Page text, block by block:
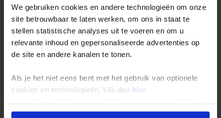
We gebruiken cookies en andere technologieën om onze
site betrouwbaar te laten werken, om ons in staat te
stellen statistische analyses uit te voeren en om u
relevante inhoud en gepersonaliseerde advertenties op
de site en andere kanalen te tonen.
Als je het niet eens bent met het gebruik van optionele
cookies en technologieën, klik dan hier .
onder aan de pagina op elk gewenst moment voor de
Accommodaties Reviews